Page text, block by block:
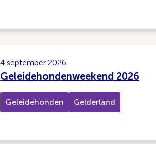
4 september 2026
Geleidehondenweekend 2026
Geleidehonden Gelderland